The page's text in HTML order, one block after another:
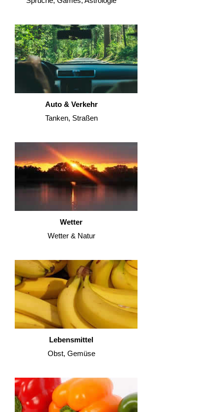
Auto & Verkehr
Tanken, Straßen
Wetter
Wetter & Natur
Lebensmittel
Obst, Gemüse